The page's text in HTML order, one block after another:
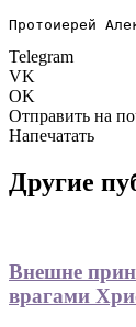
Протоиерей
Telegram
VK
OK
Отправить на
Напечатать
Другие
Внешне
врагами